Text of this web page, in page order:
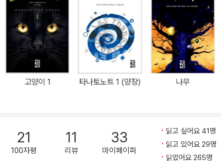
인류를 창조하는 신의 영역에 도전하기에 이르는데……. 『개미』 주인
공의 증손자 다비드 웰즈, 그리고 <에마슈>가 주인공작품은 시작부
터 심상치 않다. 첫머리에서 소설의 시간적 무대를 <당신이 이 소설
책을 펴서 읽기 시작하는 순간으로부터 정확히 10년 뒤의 오늘>이라
는 상대적 시점으로 선언하고, 현 인류가 문명을 이룩한 첫 번째 인류
가 아니라는 설정을 깔고 시작한다. 첫 번째 인류는 키가 17미터에 달
하는 초거인들이었으며, 고도의 문명을 이룩했던 그들이 오늘의 우
사대가 남극의 만년빙 아래에서 8천 년 전에 소멸한 거인들의 유골과
벽화 기록을 발굴한다. 그러나 인류사를 다시 쓰게 만들 이 중대한 발
견은 발굴 현장의 사고와 함께 곧바로 파묻히고 만다.한편, 파리에서
고양이 1 타나토노트 1 (양장) 나무
21
100자평
11
리뷰
33
마이페이퍼
읽고 싶어요 41명
읽고 있어요 29명
읽었어요 265명